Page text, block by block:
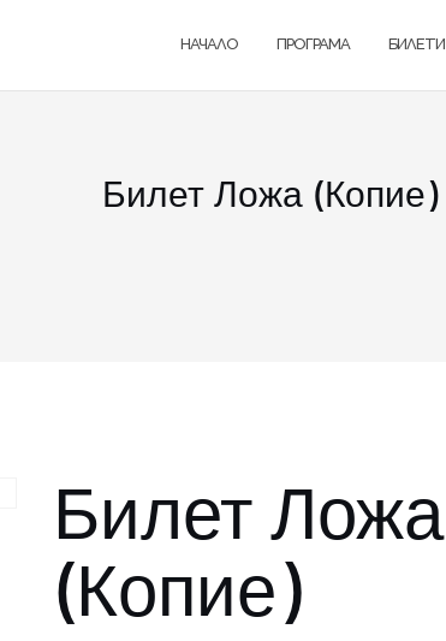
НАЧАЛО ПРОГРАМА БИЛЕТИ
Билет Ложа (Копие)
Билет Ложа
(Копие)